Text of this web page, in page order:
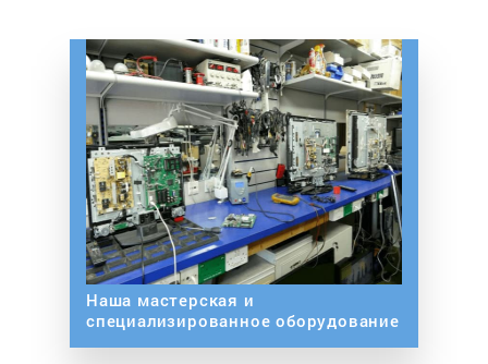
Наша мастерская и
специализированное оборудование